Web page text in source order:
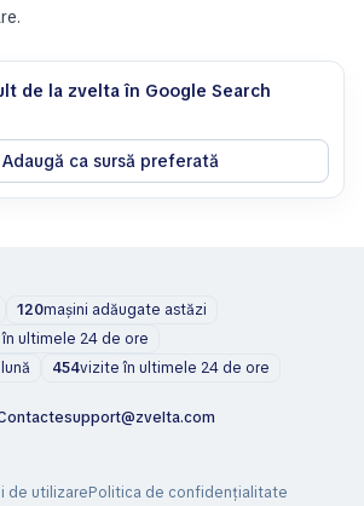
de la zvelta în Google Search
Adaugă ca sursă preferată
120mașini adăugate astăzi
ultimele 24 de ore
454vizite în ultimele 24 de ore
support@zvelta.com
de utilizarePolitica de confidențialitate